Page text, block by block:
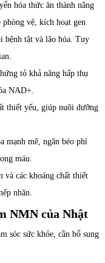
hóa thức ăn thành năng
vệ, kích hoạt gen
bệnh tật và lão hóa. Tuy
tỏ khả năng hấp thụ
NAD+.
thiết yếu, giúp nuôi dưỡng
mạnh mẽ, ngăn béo phì
máu.
và các khoáng chất thiết
nhăn.
NMN của Nhật
sóc sức khỏe, cần bổ sung